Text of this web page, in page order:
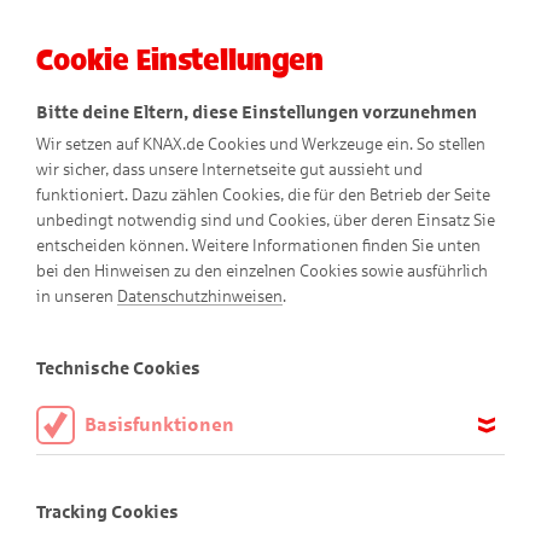
KNAXige
Wallpaper für
deinen Bildschir
m
Cookie Einstellungen
Bitte deine Eltern, diese Einstellungen vorzunehmen
Wir setzen auf KNAX.de Cookies und Werkzeuge ein. So stellen
wir sicher, dass unsere Internetseite gut aussieht und
funktioniert. Dazu zählen Cookies, die für den Betrieb der Seite
unbedingt notwendig sind und Cookies, über deren Einsatz Sie
entscheiden können. Weitere Informationen finden Sie unten
bei den Hinweisen zu den einzelnen Cookies sowie ausführlich
in unseren Datenschutzhinweisen.
Technische Cookies
Basisfunktionen
aktiviert sein.
Tracking Cookies